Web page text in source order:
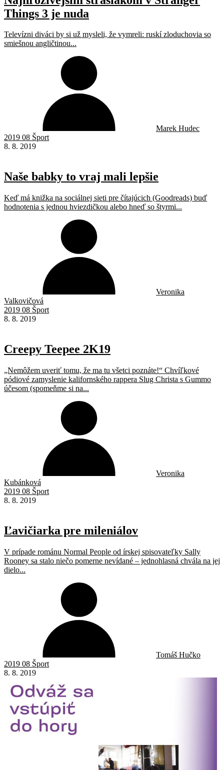
Things 3 je nuda
Televízni diváci by si už mysleli, že vymreli: ruskí zloduchovia so
smiešnou angličtinou...
Marek Hudec
2019 08 Šport
8. 8. 2019
Naše babky to vraj mali lepšie
Keď má knižka na sociálnej sieti pre čítajúcich (Goodreads) buď
hodnotenia s jednou hviezdičkou alebo hneď so štyrmi...
Veronika
Valkovičová
2019 08 Šport
8. 8. 2019
Creepy Teepee 2K19
„Nemôžem uveriť tomu, že ma tu všetci poznáte!“ Chvíľkové
pódiové zamyslenie kalifornského rappera Slug Christa s Gummo
účesom (spomeňme si na...
Veronika
Kubánková
2019 08 Šport
8. 8. 2019
Ľavičiarka pre mileniálov
V prípade románu Normal People od írskej spisovateľky Sally
Rooney sa stalo niečo pomerne nevídané – jednohlasná chvála na jej
dielo...
Tomáš Hučko
2019 08 Šport
8. 8. 2019